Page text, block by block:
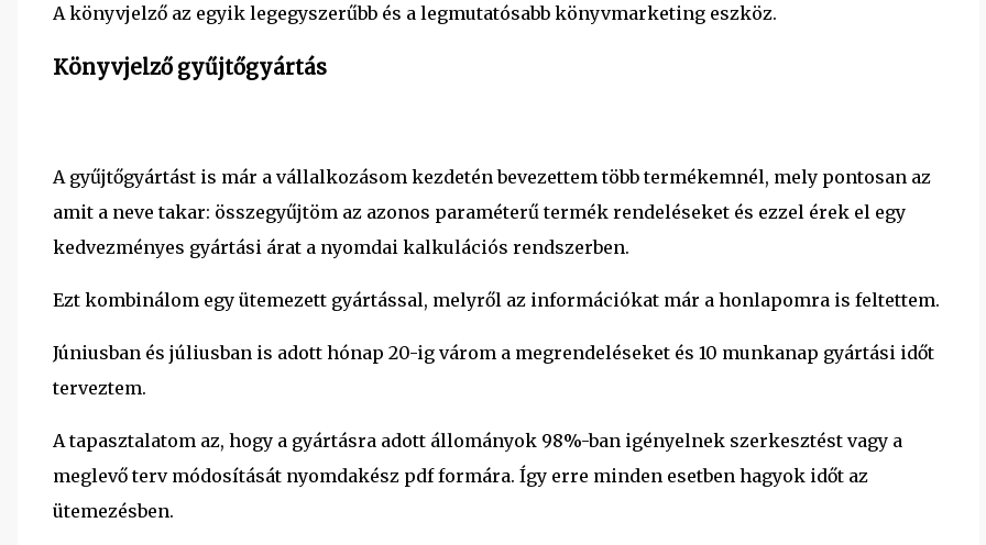
A könyvjelző az egyik legegyszerűbb és a legmutatósabb könyvmarketing eszköz.
Könyvjelző gyűjtőgyártás
A gyűjtőgyártást is már a vállalkozásom kezdetén bevezettem több termékemnél, mely pontosan az
amit a neve takar: összegyűjtöm az azonos paraméterű termék rendeléseket és ezzel érek el egy
kedvezményes gyártási árat a nyomdai kalkulációs rendszerben.
Ezt kombinálom egy ütemezett gyártással, melyről az információkat már a honlapomra is feltettem.
Júniusban és júliusban is adott hónap 20-ig várom a megrendeléseket és 10 munkanap gyártási időt
terveztem.
A tapasztalatom az, hogy a gyártásra adott állományok 98%-ban igényelnek szerkesztést vagy a
meglevő terv módosítását nyomdakész pdf formára. Így erre minden esetben hagyok időt az
ütemezésben.